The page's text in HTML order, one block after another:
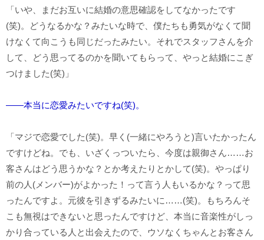
「いや、まだお互いに結婚の意思確認をしてなかったです
(笑)。どうなるかな？みたいな時で、僕たちも勇気がなくて聞
けなくて向こうも同じだったみたい。それでスタッフさんを介
して、どう思ってるのかを聞いてもらって、やっと結婚にこぎ
つけました(笑)」
――本当に恋愛みたいですね(笑)。
「マジで恋愛でした(笑)。早く(一緒にやろうと)言いたかったん
ですけどね。でも、いざくっついたら、今度は親御さん……お
客さんはどう思うかな？とか考えたりとかして(笑)。やっぱり
前の人(メンバー)がよかった！って言う人もいるかな？って思
ったんですよ。元彼を引きずるみたいに……(笑)。もちろんそ
こも無視はできないと思ったんですけど、本当に音楽性がしっ
かり合っている人と出会えたので、ウソなくちゃんとお客さん